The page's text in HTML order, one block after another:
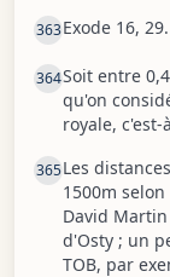
363Exode 16, 29.
364Soit entre
qu'on
royale,
365Les
1500m
David
d'Osty ; un
TOB, par